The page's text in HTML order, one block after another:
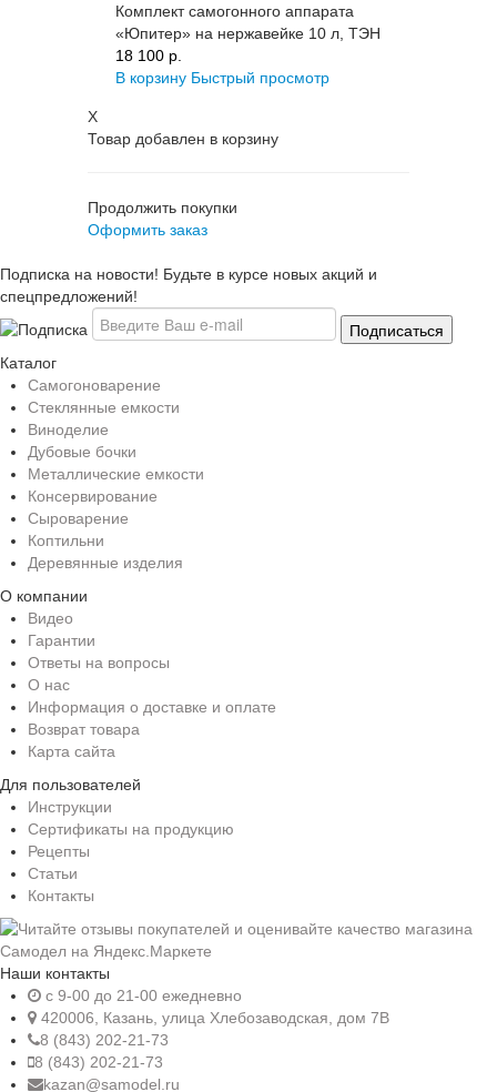
Комплект самогонного аппарата
«Юпитер» на нержавейке 10 л, ТЭН
18 100 p.
В корзину Быстрый просмотр
X
Товар добавлен в корзину
Продолжить покупки
Оформить заказ
Подписка на новости! Будьте в курсе новых акций и
спецпредложений!
Каталог
Самогоноварение
Стеклянные емкости
Виноделие
Дубовые бочки
Металлические емкости
Консервирование
Сыроварение
Коптильни
Деревянные изделия
О компании
Видео
Гарантии
Ответы на вопросы
О нас
Информация о доставке и оплате
Возврат товара
Карта сайта
Для пользователей
Инструкции
Сертификаты на продукцию
Рецепты
Статьи
Контакты
Наши контакты
c 9-00 до 21-00 ежедневно
420006, Казань, улица Хлебозаводская, дом 7В
8 (843) 202-21-73
8 (843) 202-21-73
kazan@samodel.ru